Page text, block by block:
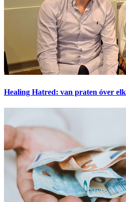
Healing Hatred: van praten óver